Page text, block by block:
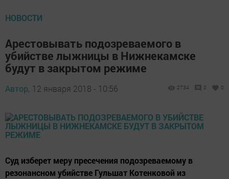
НОВОСТИ
Арестовывать подозреваемого в
убийстве лыжницы в Нижнекамске
будут в закрытом режиме
Автор, 12 января 2018 - 10:56 2734 0 0
Суд изберет меру пресечения подозреваемому в
резонансном убийстве Гульшат Котенковой из